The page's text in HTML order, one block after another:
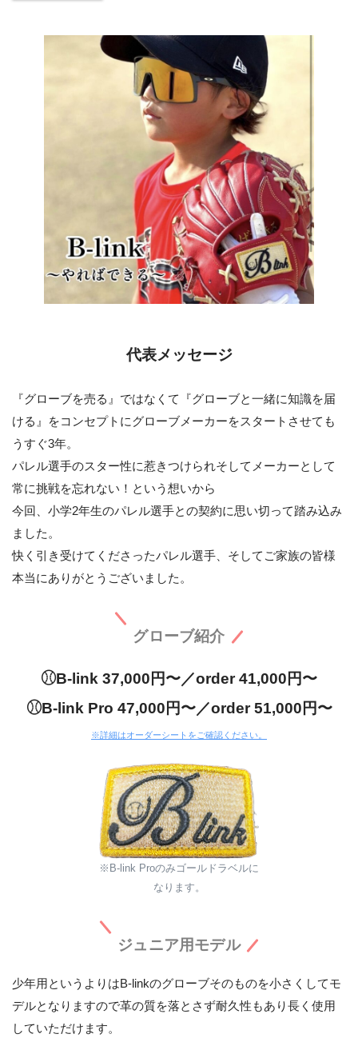
代表メッセージ
『グローブを売る』ではなくて『グローブと一緒に知識を届
ける』をコンセプトにグローブメーカーをスタートさせても
うすぐ3年。
パレル選手のスター性に惹きつけられそしてメーカーとして
常に挑戦を忘れない！という想いから
今回、小学2年生のパレル選手との契約に思い切って踏み込み
ました。
快く引き受けてくださったパレル選手、そしてご家族の皆様
本当にありがとうございました。
グローブ紹介
⚾︎B-link 37,000円〜／order 41,000円〜
⚾︎B-link Pro 47,000円〜／order 51,000円〜
※詳細はオーダーシートをご確認ください。
※B-link Proのみゴールドラベルに
なります。
ジュニア用モデル
少年用というよりはB-linkのグローブそのものを小さくしてモ
デルとなりますので革の質を落とさず耐久性もあり長く使用
していただけます。